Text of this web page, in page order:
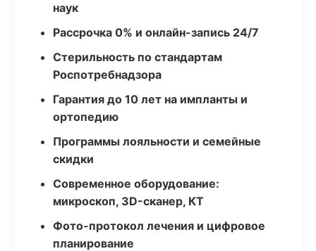
наук
Рассрочка 0% и онлайн-запись 24/7
Стерильность по стандартам
Роспотребнадзора
Гарантия до 10 лет на импланты и
ортопедию
Программы лояльности и семейные
скидки
Современное оборудование:
микроскоп, 3D-сканер, КТ
Фото-протокол лечения и цифровое
планирование